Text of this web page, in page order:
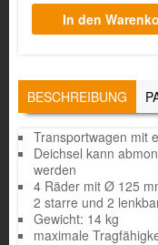
TABS
BESCHREIBUNG
Transportwagen mit
Deichsel kann
werden
4 Räder mit Ø 125
2 starre und 2
Gewicht: 14 kg
maximale